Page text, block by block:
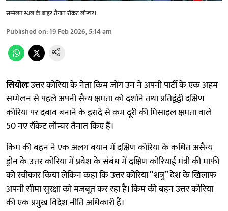
सम्मेलन स्थल के बाहर तैनात रॉकेट लॉन्चर।
Published on:19 Feb 2026, 5:14 am
सियोलःउत्तर कोरिया के नेता किम जोंग उन ने अपनी पार्टी के एक अहम
सम्मेलन से पहले अपनी सैन्य क्षमता को दर्शाने तथा प्रतिद्वंद्वी दक्षिण
कोरिया पर दबाव बनाने के इरादे से कम दूरी की मिसाइल क्षमता वाले
50 नए रॉकेट लॉन्चर तैनात किए हैं।
किम की बहन ने एक अलग बयान में दक्षिण कोरिया के कथित असैन्य
ड्रोन के उत्तर कोरिया में प्रवेश के संबंध में दक्षिण कोरियाई मंत्री की माफी
को स्वीकार किया लेकिन कहा कि उत्तर कोरिया ‘‘शत्रु’’ देश के खिलाफ
अपनी सीमा सुरक्षा को मजबूत कर रहा है। किम की बहन उत्तर कोरिया
की एक प्रमुख विदेश नीति अधिकारी हैं।